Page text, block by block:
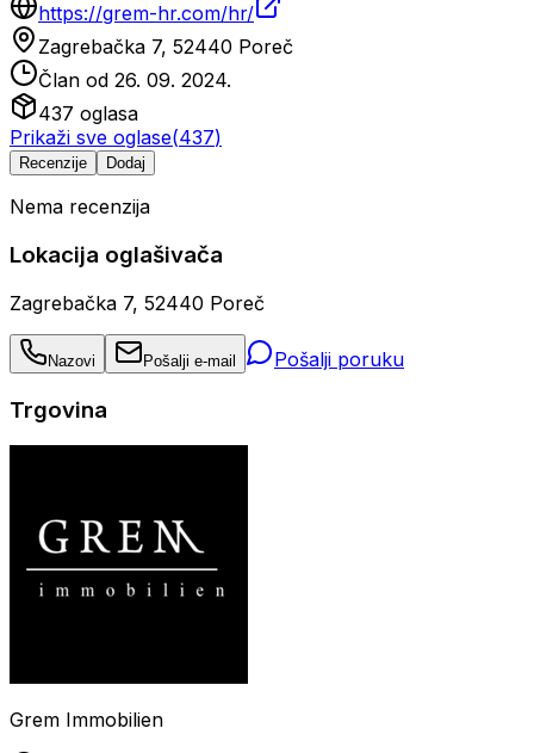
https://grem-hr.com/hr/
Zagrebačka 7, 52440 Poreč
Član od 26. 09. 2024.
437 oglasa
Prikaži sve oglase(437)
Recenzije Dodaj
Nema recenzija
Lokacija oglašivača
Zagrebačka 7, 52440 Poreč
Nazovi Pošalji e-mail Pošalji poruku
Trgovina
Grem Immobilien